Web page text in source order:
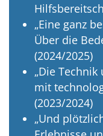
„Eine ganz
Über die
(2024/2025)
„Die
mit
(2023/2024)
„Und